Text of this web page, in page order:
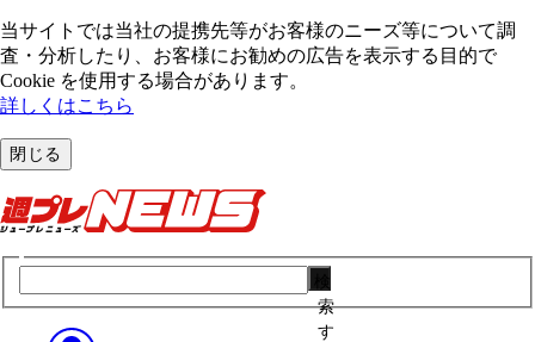
当サイトでは当社の提携先等がお客様のニーズ等について調
査・分析したり、お客様にお勧めの広告を表⽰する⽬的で
Cookie を使⽤する場合があります。
詳しくはこちら
閉じる
索
す